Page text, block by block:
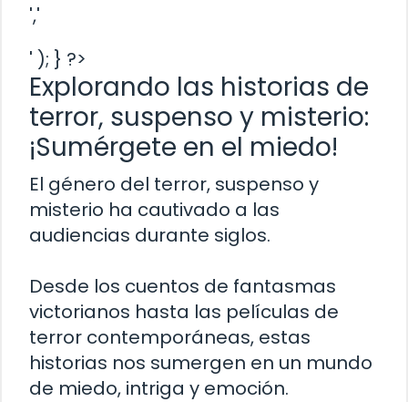
','
' ); } ?>
Explorando las historias de
terror, suspenso y misterio:
¡Sumérgete en el miedo!
El género del terror, suspenso y
misterio ha cautivado a las
audiencias durante siglos.
Desde los cuentos de fantasmas
victorianos hasta las películas de
terror contemporáneas, estas
historias nos sumergen en un mundo
de miedo, intriga y emoción.